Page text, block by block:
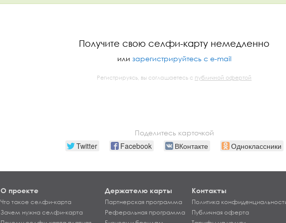
Получите свою селфи-карту немедленно
или зарегистрируйтесь с e-mail
Регистрируясь, вы соглашаетесь с публичной офертой
Поделитесь карточкой
Twitter Facebook ВКонтакте Одноклассники
О проекте
Что такое селфи-карта
Зачем нужна селфи-карта
Держателю карты
Партнерская программа
Реферальная программа
Контакты
Политика
Публичная оферта